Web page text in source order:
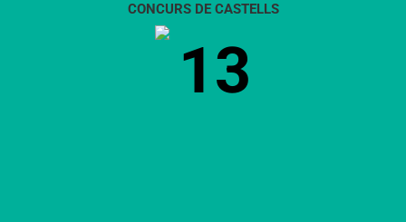
CONCURS DE CASTELLS
13